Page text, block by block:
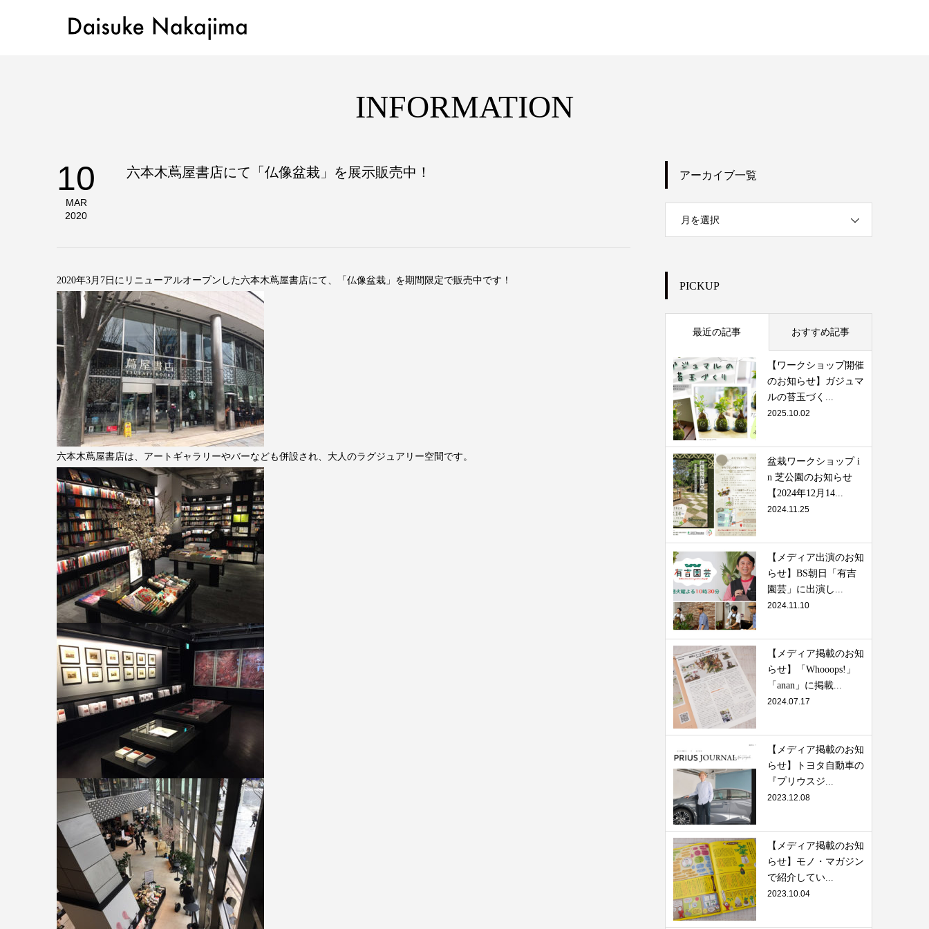
INFORMATION
10
MAR
2020
六本木蔦屋書店にて「仏像盆栽」を展示販売中！
2020年3月7日にリニューアルオープンした六本木蔦屋書店にて、「仏像盆栽」を期間限定で販売中です！
六本木蔦屋書店は、アートギャラリーやバーなども併設され、大人のラグジュアリー空間です。
アーカイブ一覧
月を選択
PICKUP
最近の記事 おすすめ記事
【ワークショップ開催
のお知らせ】ガジュマ
ルの苔玉づく...
2025.10.02
盆栽ワークショップ i
n 芝公園のお知らせ
【2024年12月14...
2024.11.25
【メディア出演のお知
らせ】BS朝日「有吉
園芸」に出演し...
2024.11.10
【メディア掲載のお知
らせ】「Whooops!」
「anan」に掲載...
2024.07.17
【メディア掲載のお知
らせ】トヨタ自動車の
『プリウスジ...
2023.12.08
【メディア掲載のお知
らせ】モノ・マガジン
で紹介してい...
2023.10.04